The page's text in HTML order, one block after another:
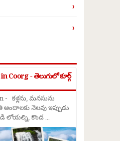
›
›
Coorg - తెలుగులో కూర్గ్
కళ్లను, మనసును
నెలవు ఇప్పుడు
లోయల్ని, కొండ ...